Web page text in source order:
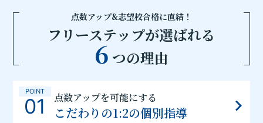
点数アップ&志望校合格に直結！
フリーステップが選ばれる
6 つの理由
POINT
01 点数アップを可能にする
こだわりの1:2の個別指導